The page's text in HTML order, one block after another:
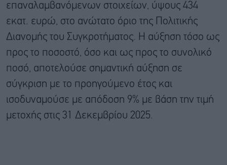
επαναλαμβανόμενων στοιχείων, ύψους 434
εκατ. ευρώ, στο ανώτατο όριο της Πολιτικής
Διανομής του Συγκροτήματος. Η αύξηση τόσο ως
προς το ποσοστό, όσο και ως προς το συνολικό
ποσό, αποτελούσε σημαντική αύξηση σε
σύγκριση με το προηγούμενο έτος και
ισοδυναμούσε με απόδοση 9% με βάση την τιμή
μετοχής στις 31 Δεκεμβρίου 2025.